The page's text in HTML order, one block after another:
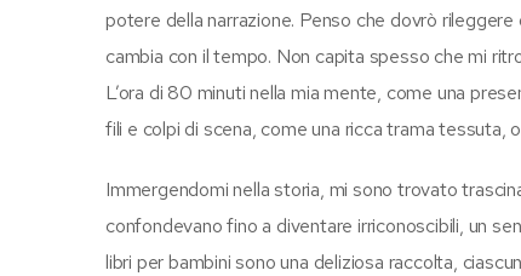
potere della narrazione. Penso che dovrò
cambia con il tempo. Non capita spesso che mi
L’ora di 80 minuti nella mia mente, come una
fili e colpi di scena, come una ricca trama tessuta,
Immergendomi nella storia, mi sono trovato
confondevano fino a diventare irriconoscibili, un
libri per bambini sono una deliziosa raccolta,